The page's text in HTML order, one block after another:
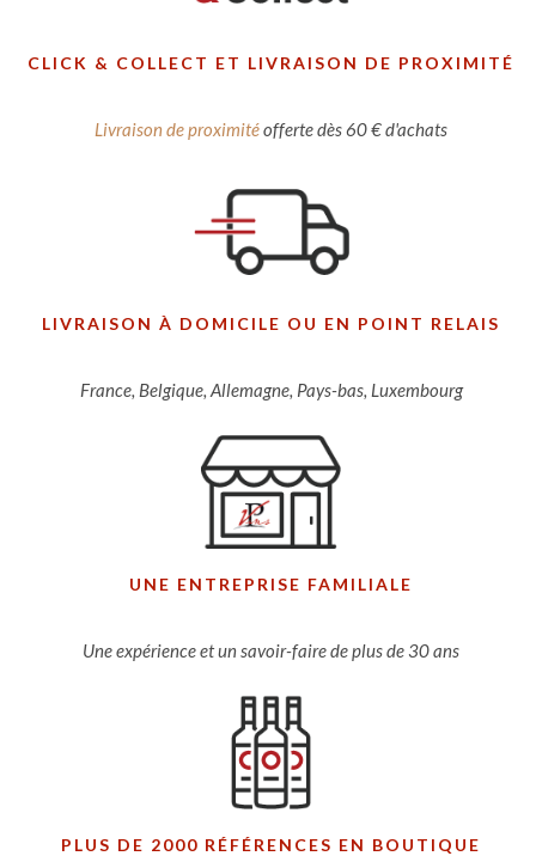
CLICK & COLLECT ET LIVRAISON DE PROXIMITÉ
Livraison de proximitéofferte dès 60 € d'achats
LIVRAISON À DOMICILE OU EN POINT RELAIS
France, Belgique, Allemagne, Pays-bas, Luxembourg
UNE ENTREPRISE FAMILIALE
Une expérience et un savoir-faire de plus de 30 ans
PLUS DE 2000 RÉFÉRENCES EN BOUTIQUE